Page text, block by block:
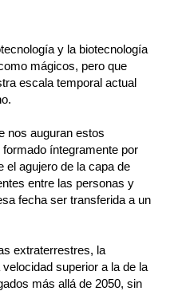
y la biotecnología
mágicos, pero que
escala temporal actual
nos auguran estos
íntegramente por
el agujero de la capa de
entre las personas y
fecha ser transferida a un
extraterrestres, la
superior a la de la
más allá de 2050, sin